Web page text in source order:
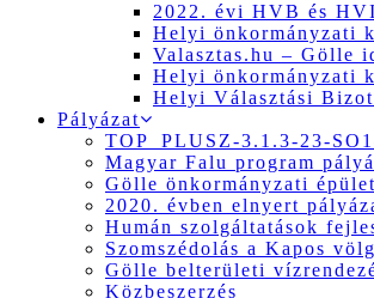
2022. évi HVB és
Helyi önkormányzati
Valasztas.hu – Gölle
Helyi önkormányzati
Helyi Választási
Pályázat
TOP_PLUSZ-3.1.3-23-
Magyar Falu program
Gölle önkormányzati
2020. évben elnyert
Humán szolgáltatások
Szomszédolás a Kapos
Gölle belterületi
Közbeszerzés